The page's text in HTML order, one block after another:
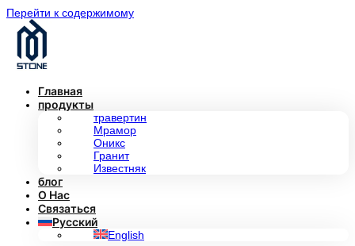
Перейти к содержимому
Главная
продукты
травертин
Мрамор
Оникс
Гранит
Известняк
блог
О Нас
Связаться
Русский
English